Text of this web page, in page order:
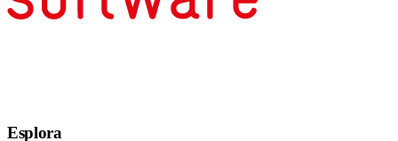
Esplora